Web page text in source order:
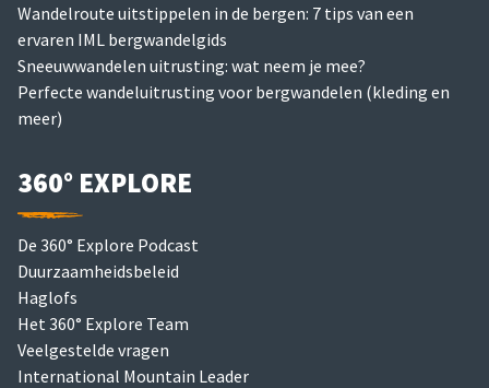
Wandelroute uitstippelen in de bergen: 7 tips van een
ervaren IML bergwandelgids
Sneeuwwandelen uitrusting: wat neem je mee?
Perfecte wandeluitrusting voor bergwandelen (kleding en
meer)
360° EXPLORE
De 360° Explore Podcast
Duurzaamheidsbeleid
Haglofs
Het 360° Explore Team
Veelgestelde vragen
International Mountain Leader